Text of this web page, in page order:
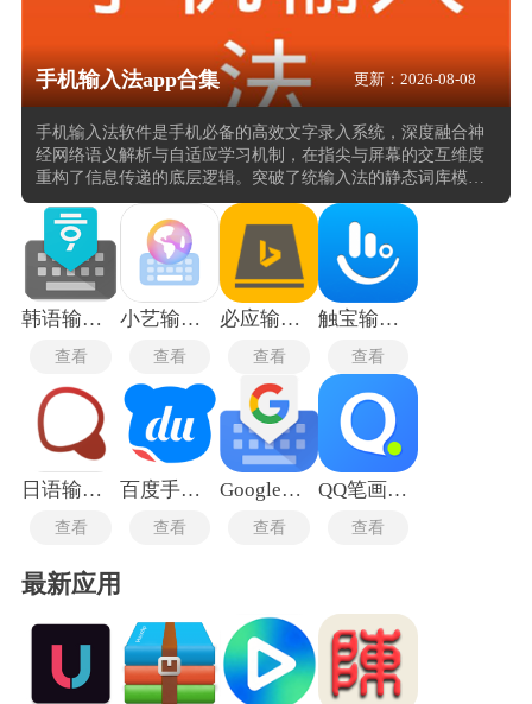
手机输入法app合集 更新：2026-08-08
手机输入法软件是手机必备的高效文字录入系统，深度融合神
经网络语义解析与自适应学习机制，在指尖与屏幕的交互维度
重构了信息传递的底层逻辑。突破了统输入法的静态词库模
式，通过实时捕捉用户的语言习惯与场景语境，构建出动态演
化的个性化输入模型。将语音波形识别、手写轨迹解析与拼音
语义映射三大引擎无缝整合，形成立体化的信息输入矩阵。在
离线环境下仍保持高水准的识别稳定性，同时支持跨终端数据
流转与剪贴板内容同步，十分实用。
韩语输入法手机版
查看
小艺输入法
查看
必应输入法手机版
查看
触宝输入法
查看
日语输入法手机版
查看
百度手写输入法最新版
查看
Google输入法安卓版
查看
QQ笔画输入法
查看
最新应用